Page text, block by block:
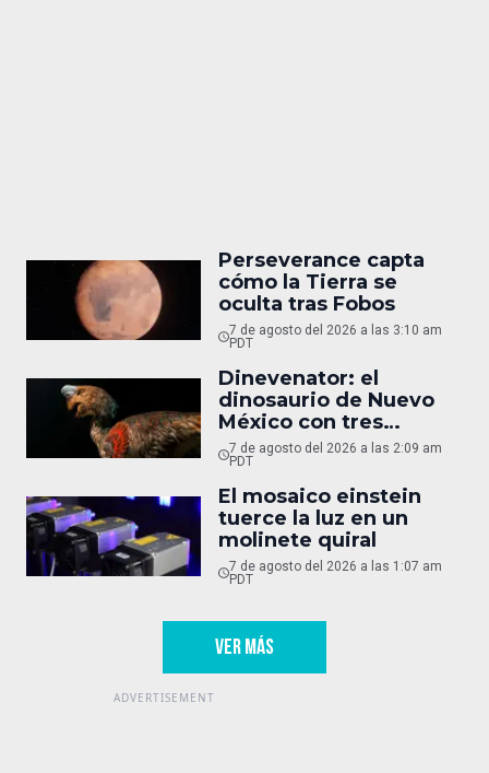
Perseverance capta
cómo la Tierra se
oculta tras Fobos
7 de agosto del 2026 a las 3:10 am
PDT
Dinevenator: el
dinosaurio de Nuevo
México con tres
nombres
7 de agosto del 2026 a las 2:09 am
PDT
El mosaico einstein
tuerce la luz en un
molinete quiral
7 de agosto del 2026 a las 1:07 am
PDT
VER MÁS